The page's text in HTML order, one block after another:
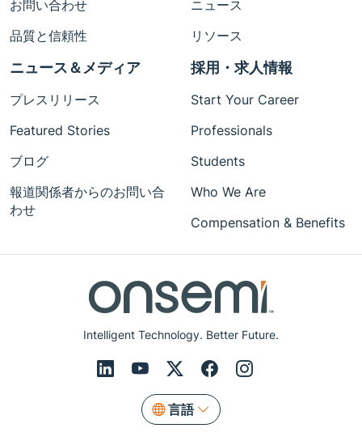
Intelligent Technology. Better Future.
言語
お問い合わせ
品質と信頼性
ニュース
リソース
ニュース＆メディア
プレスリリース
Featured Stories
ブログ
報道関係者からのお問い合
わせ
採用・求人情報
Start Your Career
Professionals
Students
Who We Are
Compensation & Benefits